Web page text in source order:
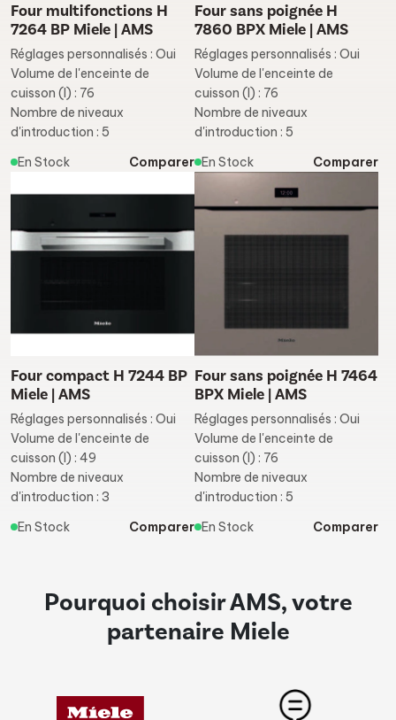
Four multifonctions H
7264 BP Miele | AMS
Réglages personnalisés : Oui
Volume de l'enceinte de
cuisson (l) : 76
Nombre de niveaux
d'introduction : 5
En Stock
Comparer
Four sans poignée H
7860 BPX Miele | AMS
Réglages personnalisés : Oui
Volume de l'enceinte de
cuisson (l) : 76
Nombre de niveaux
d'introduction : 5
En Stock
Comparer
Four compact H 7244 BP
Miele | AMS
Réglages personnalisés : Oui
Volume de l'enceinte de
cuisson (l) : 49
Nombre de niveaux
d'introduction : 3
En Stock
Comparer
Four sans poignée H 7464
BPX Miele | AMS
Réglages personnalisés : Oui
Volume de l'enceinte de
cuisson (l) : 76
Nombre de niveaux
d'introduction : 5
En Stock
Comparer
Pourquoi choisir AMS, votre
partenaire Miele